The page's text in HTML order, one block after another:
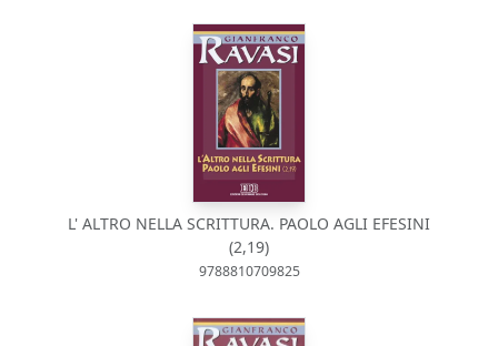
L' ALTRO NELLA SCRITTURA. PAOLO AGLI EFESINI
(2,19)
9788810709825